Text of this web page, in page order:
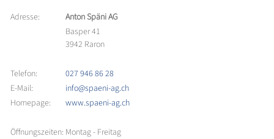
Adresse:
Anton Späni AG
Basper 41
3942 Raron
Telefon:
027 946 86 28
E-Mail:
info@spaeni-ag.ch
Homepage:
www.spaeni-ag.ch
Öffnungszeiten: Montag - Freitag